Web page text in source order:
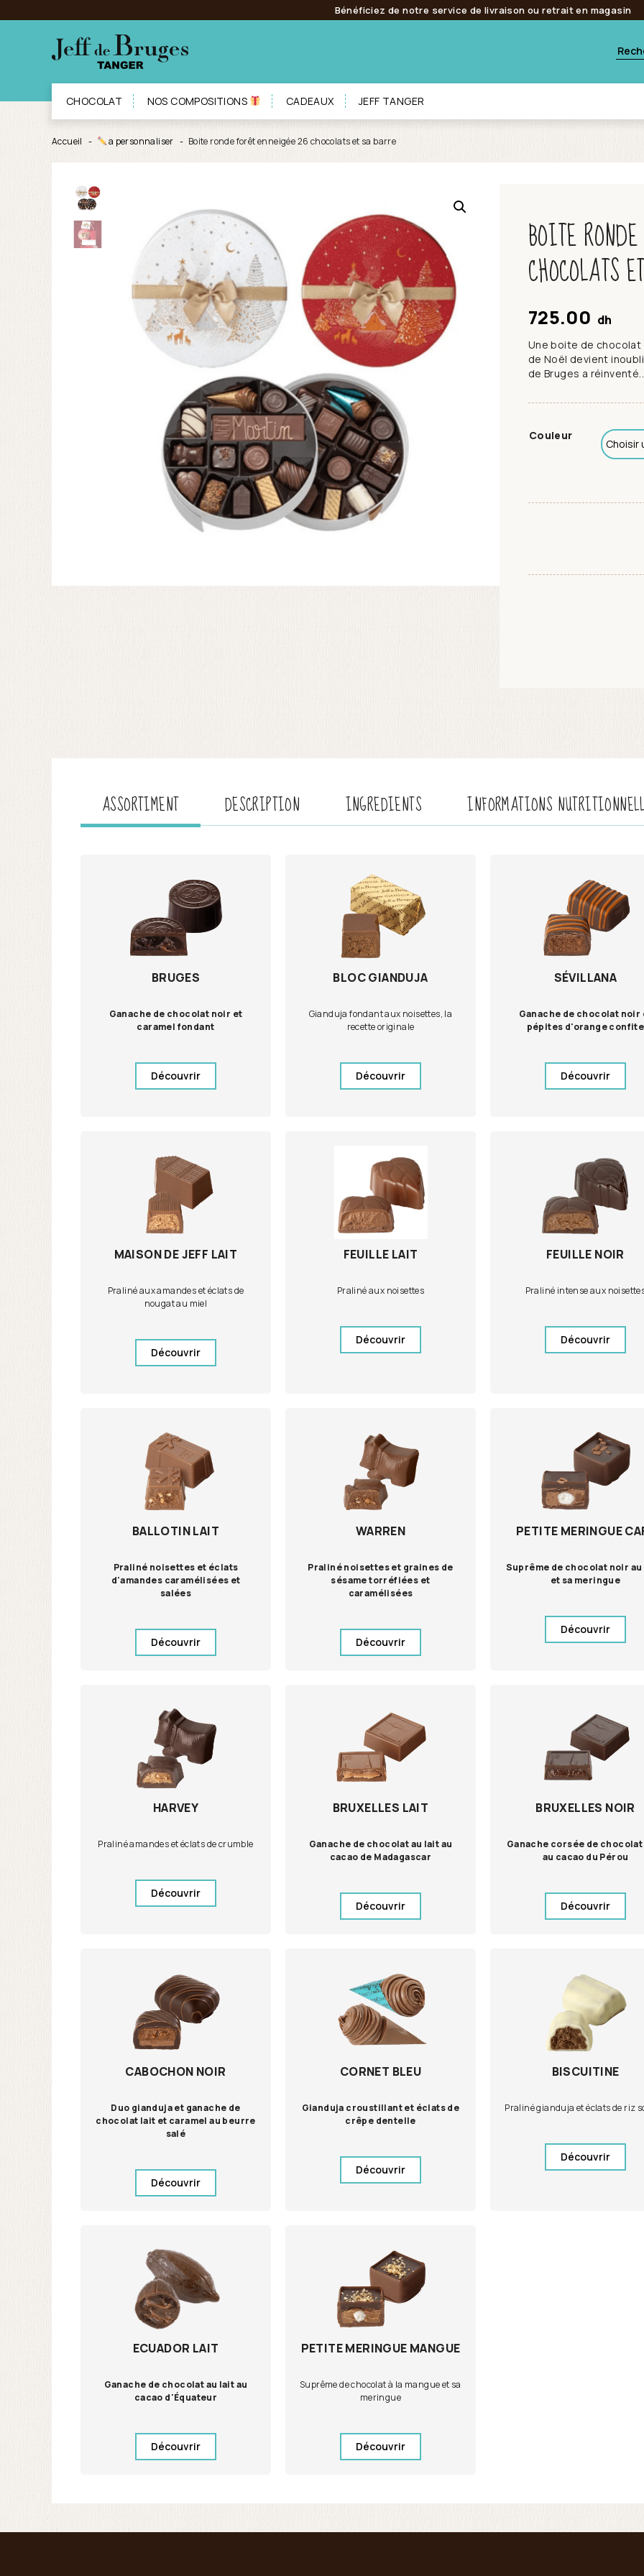
Bénéficiez de notre service de livraison ou retrait en magasin
CHOCOLAT NOS COMPOSITIONS CADEAUX JEFF TANGER
Accueil a personnaliser Boite ronde forêt enneigée 26 chocolats et sa barre
BOITE
CHOCOLATS
725.00 dh
Une boite de
de Noël devient
de Bruges a
Couleur
ASSORTIMENT DESCRIPTION INGREDIENTS INFORMATIONS
BRUGES
Ganache de chocolat noir et
caramel fondant
Découvrir
BLOC GIANDUJA
Gianduja fondant aux noisettes, la
recette originale
Découvrir
SÉVILLANA
Ganache de chocolat noir
pépites d'orange confite
Découvrir
MAISON DE JEFF LAIT
Praliné aux amandes et éclats de
nougat au miel
Découvrir
FEUILLE LAIT
Praliné aux noisettes
Découvrir
FEUILLE NOIR
Praliné intense aux
Découvrir
BALLOTIN LAIT
Praliné noisettes et éclats
d'amandes caramélisées et
salées
Découvrir
WARREN
Praliné noisettes et graines de
sésame torréfiées et
caramélisées
Découvrir
PETITE MERINGUE
Suprême de chocolat noir
et sa meringue
Découvrir
HARVEY
Praliné amandes et éclats de crumble
Découvrir
BRUXELLES LAIT
Ganache de chocolat au lait au
cacao de Madagascar
Découvrir
BRUXELLES NOIR
Ganache corsée de
au cacao du Pérou
Découvrir
CABOCHON NOIR
Duo gianduja et ganache de
chocolat lait et caramel au beurre
salé
Découvrir
CORNET BLEU
Gianduja croustillant et éclats de
crêpe dentelle
Découvrir
BISCUITINE
Praliné gianduja et éclats de riz
Découvrir
ECUADOR LAIT
Ganache de chocolat au lait au
cacao d'Équateur
Découvrir
PETITE MERINGUE MANGUE
Suprême de chocolat à la mangue et sa
meringue
Découvrir